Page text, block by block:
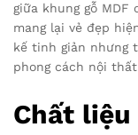
giữa khung gỗ MDF
mang lại vẻ đẹp
kế tinh giản nhưng
phong cách nội
Chất liệu